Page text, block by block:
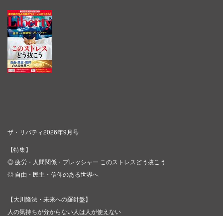
ザ・リバティ2026年9月号
【特集】
◎ 疲労・人間関係・プレッシャー このストレスどう抜こう
◎ 自由・民主・信仰のある世界へ
【大川隆法・未来への羅針盤】
人の気持ちが分からない人は人が使えない